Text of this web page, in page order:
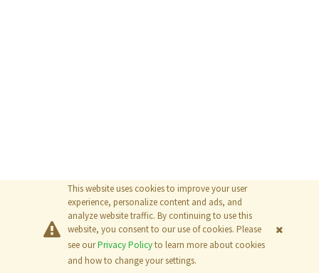
This website uses cookies to improve your user
experience, personalize content and ads, and
analyze website traffic. By continuing to use this
website, you consent to our use of cookies. Please
see ourPrivacy Policyto learn more about cookies
and how to change your settings.